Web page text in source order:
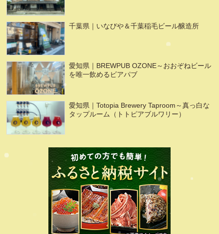
千葉県｜いなびや＆千葉稲毛ビール醸造所
愛知県｜BREWPUB OZONE～おおぞねビール
を唯一飲めるビアパブ
愛知県｜Totopia Brewery Taproom～真っ白な
タップルーム（トトピアブルワリー）